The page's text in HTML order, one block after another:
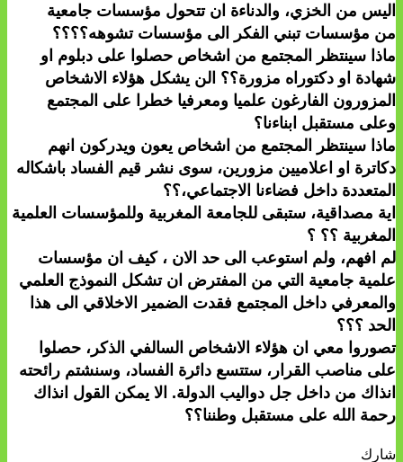
اليس من الخزي، والدناءة ان تتحول مؤسسات جامعية
من مؤسسات تبني الفكر الى مؤسسات تشوهه؟؟؟؟
ماذا سينتظر المجتمع من اشخاص حصلوا على دبلوم او
شهادة او دكتوراه مزورة؟؟ الن يشكل هؤلاء الاشخاص
المزورون الفارغون علميا ومعرفيا خطرا على المجتمع
وعلى مستقبل ابناءنا؟
ماذا سينتظر المجتمع من اشخاص يعون ويدركون انهم
دكاترة او اعلاميين مزورين، سوى نشر قيم الفساد باشكاله
المتعددة داخل فضاءنا الاجتماعي،؟؟
اية مصداقية، ستبقى للجامعة المغربية وللمؤسسات العلمية
المغربية ؟؟ ؟
لم افهم، ولم استوعب الى حد الان ، كيف ان مؤسسات
علمية جامعية التي من المفترض ان تشكل النموذج العلمي
والمعرفي داخل المجتمع فقدت الضمير الاخلاقي الى هذا
الحد ؟؟؟
تصوروا معي ان هؤلاء الاشخاص السالفي الذكر، حصلوا
على مناصب القرار، ستتسع دائرة الفساد، وسنشتم رائحته
انذاك من داخل جل دواليب الدولة. الا يمكن القول انذاك
رحمة الله على مستقبل وطننا؟؟
شارك